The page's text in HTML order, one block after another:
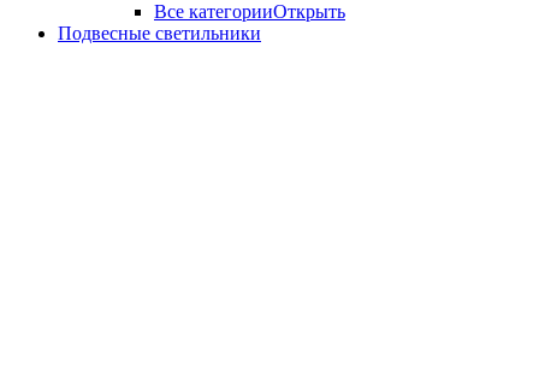
Все категорииОткрыть
Подвесные светильники